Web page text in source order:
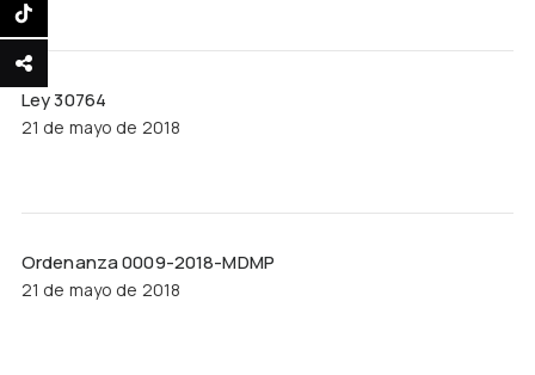
Ley 30764
21 de mayo de 2018
Ordenanza 0009-2018-MDMP
21 de mayo de 2018